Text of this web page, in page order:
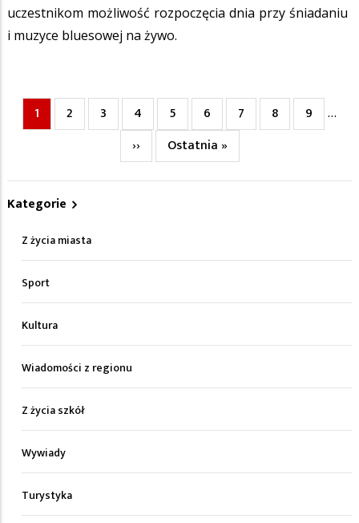
uczestnikom możliwość rozpoczęcia dnia przy śniadaniu
i muzyce bluesowej na żywo.
Stronicowanie
Bieżąca
strona
1 Page
2 Page
3 Page
4 Page
5 Page
6 Page
7 Page
8 Page
9 …
Następna
strona
››
Ostatnia
strona
Ostatnia »
Kategorie
Z życia miasta
Sport
Kultura
Wiadomości z regionu
Z życia szkół
Wywiady
Turystyka